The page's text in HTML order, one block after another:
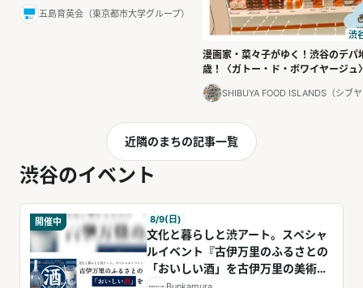
五島育英会（東京都市大学グループ）
渋
漫画家・菜々子がゆく！渋谷のデパ
歳！〈ガトー・ド・ボワイヤージュ
SHIBUYA FOOD ISLANDS（シブ
近隣のまちの記事一覧
渋谷のイベント
開催中 8/9(日)
文化と暮らしと渋アート。スペシャ
ルイベント『古伊万里のふるさとの
「おいしい酒」を古伊万里の美術館
で味わう夜』